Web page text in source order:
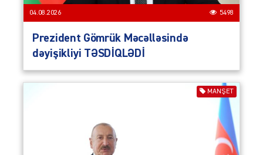
04.08.2026 5498
Prezident Gömrük Məcəlləsində
dəyişikliyi TƏSDİQLƏDİ
MANŞET